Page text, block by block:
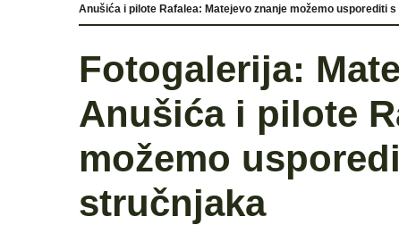
Anušića i pilote Rafalea: Matejevo znanje možemo usporediti
Fotogalerija:
Anušića i pilote
možemo
stručnjaka